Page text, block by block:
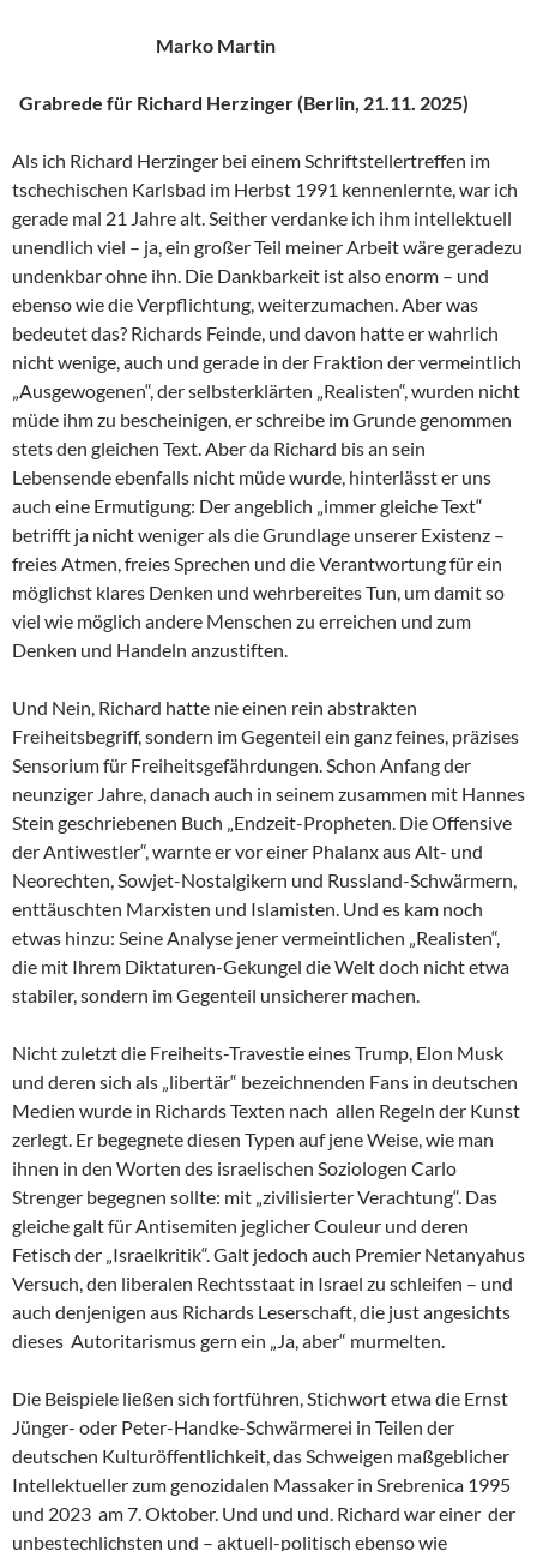
Marko Martin
Grabrede für Richard Herzinger (Berlin, 21.11. 2025)
Als ich Richard Herzinger bei einem Schriftstellertreffen im
tschechischen Karlsbad im Herbst 1991 kennenlernte, war ich
gerade mal 21 Jahre alt. Seither verdanke ich ihm intellektuell
unendlich viel – ja, ein großer Teil meiner Arbeit wäre geradezu
undenkbar ohne ihn. Die Dankbarkeit ist also enorm – und
ebenso wie die Verpflichtung, weiterzumachen. Aber was
bedeutet das? Richards Feinde, und davon hatte er wahrlich
nicht wenige, auch und gerade in der Fraktion der vermeintlich
„Ausgewogenen“, der selbsterklärten „Realisten“, wurden nicht
müde ihm zu bescheinigen, er schreibe im Grunde genommen
stets den gleichen Text. Aber da Richard bis an sein
Lebensende ebenfalls nicht müde wurde, hinterlässt er uns
auch eine Ermutigung: Der angeblich „immer gleiche Text“
betrifft ja nicht weniger als die Grundlage unserer Existenz –
freies Atmen, freies Sprechen und die Verantwortung für ein
möglichst klares Denken und wehrbereites Tun, um damit so
viel wie möglich andere Menschen zu erreichen und zum
Denken und Handeln anzustiften.
Und Nein, Richard hatte nie einen rein abstrakten
Freiheitsbegriff, sondern im Gegenteil ein ganz feines, präzises
Sensorium für Freiheitsgefährdungen. Schon Anfang der
neunziger Jahre, danach auch in seinem zusammen mit Hannes
Stein geschriebenen Buch „Endzeit-Propheten. Die Offensive
der Antiwestler“, warnte er vor einer Phalanx aus Alt- und
Neorechten, Sowjet-Nostalgikern und Russland-Schwärmern,
enttäuschten Marxisten und Islamisten. Und es kam noch
etwas hinzu: Seine Analyse jener vermeintlichen „Realisten“,
die mit Ihrem Diktaturen-Gekungel die Welt doch nicht etwa
stabiler, sondern im Gegenteil unsicherer machen.
Nicht zuletzt die Freiheits-Travestie eines Trump, Elon Musk
und deren sich als „libertär“ bezeichnenden Fans in deutschen
Medien wurde in Richards Texten nach allen Regeln der Kunst
zerlegt. Er begegnete diesen Typen auf jene Weise, wie man
ihnen in den Worten des israelischen Soziologen Carlo
Strenger begegnen sollte: mit „zivilisierter Verachtung“. Das
gleiche galt für Antisemiten jeglicher Couleur und deren
Fetisch der „Israelkritik“. Galt jedoch auch Premier Netanyahus
Versuch, den liberalen Rechtsstaat in Israel zu schleifen – und
auch denjenigen aus Richards Leserschaft, die just angesichts
dieses Autoritarismus gern ein „Ja, aber“ murmelten.
Die Beispiele ließen sich fortführen, Stichwort etwa die Ernst
Jünger- oder Peter-Handke-Schwärmerei in Teilen der
deutschen Kulturöffentlichkeit, das Schweigen maßgeblicher
Intellektueller zum genozidalen Massaker in Srebrenica 1995
und 2023 am 7. Oktober. Und und und. Richard war einer der
unbestechlichsten und – aktuell-politisch ebenso wie